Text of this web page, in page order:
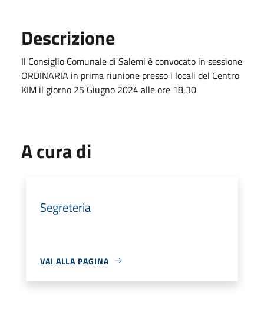
Descrizione
Il Consiglio Comunale di Salemi è convocato in sessione
ORDINARIA in prima riunione presso i locali del Centro
KIM il giorno 25 Giugno 2024 alle ore 18,30
A cura di
Segreteria
VAI ALLA PAGINA